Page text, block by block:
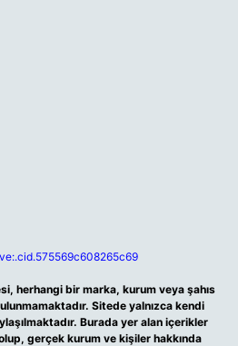
herhangi bir marka, kurum veya şahıs
Sitede yalnızca kendi
Burada yer alan içerikler
gerçek kurum ve kişiler hakkında